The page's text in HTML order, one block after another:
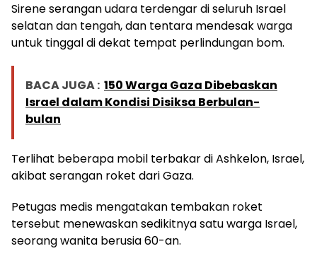
Sirene serangan udara terdengar di seluruh Israel
selatan dan tengah, dan tentara mendesak warga
untuk tinggal di dekat tempat perlindungan bom.
BACA JUGA : 150 Warga Gaza Dibebaskan
Israel dalam Kondisi Disiksa Berbulan-
bulan
Terlihat beberapa mobil terbakar di Ashkelon, Israel,
akibat serangan roket dari Gaza.
Petugas medis mengatakan tembakan roket
tersebut menewaskan sedikitnya satu warga Israel,
seorang wanita berusia 60-an.